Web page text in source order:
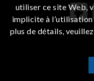
utiliser ce site Web,
implicite à
plus de détails,